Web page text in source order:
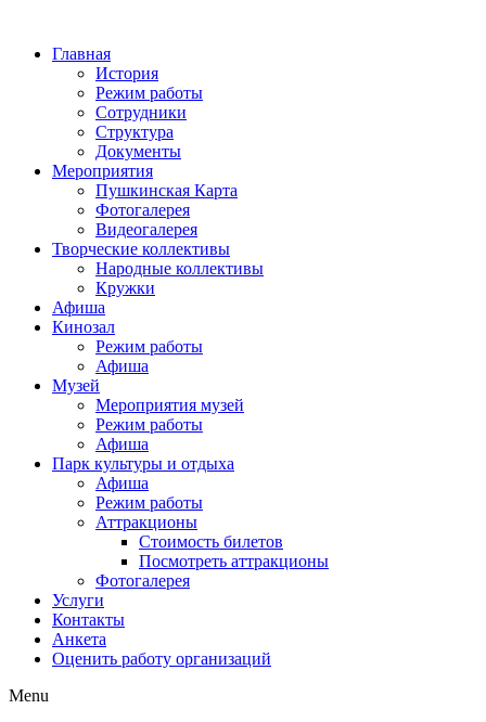
Главная
История
Режим работы
Сотрудники
Структура
Документы
Мероприятия
Пушкинская Карта
Фотогалерея
Видеогалерея
Творческие коллективы
Народные коллективы
Кружки
Афиша
Кинозал
Режим работы
Афиша
Музей
Мероприятия музей
Режим работы
Афиша
Парк культуры и отдыха
Афиша
Режим работы
Аттракционы
Стоимость билетов
Посмотреть аттракционы
Фотогалерея
Услуги
Контакты
Анкета
Оценить работу организаций
Menu